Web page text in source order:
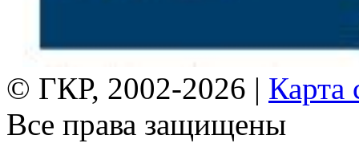
© ГКР, 2002-2026 | Карта
Все права защищены